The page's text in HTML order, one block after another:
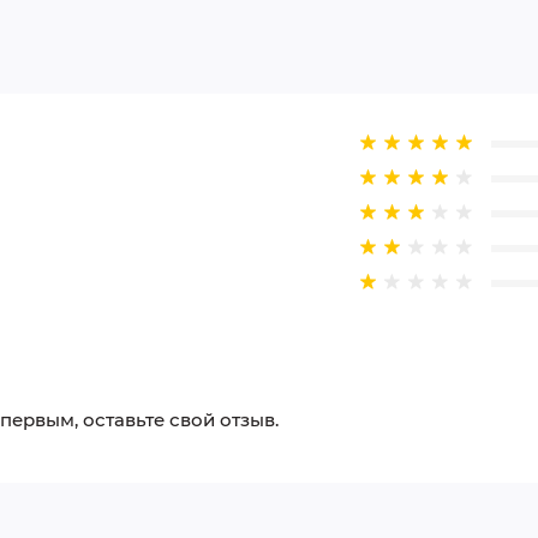
транспортного средства
во втулке
оставьте свой отзыв.